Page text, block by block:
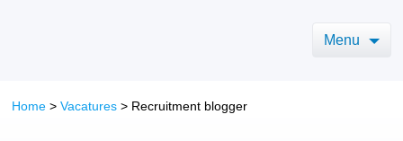
Menu
Home >Vacatures > Recruitment blogger